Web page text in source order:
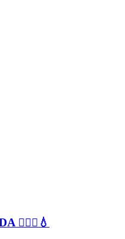
👷🏻‍♂️💧